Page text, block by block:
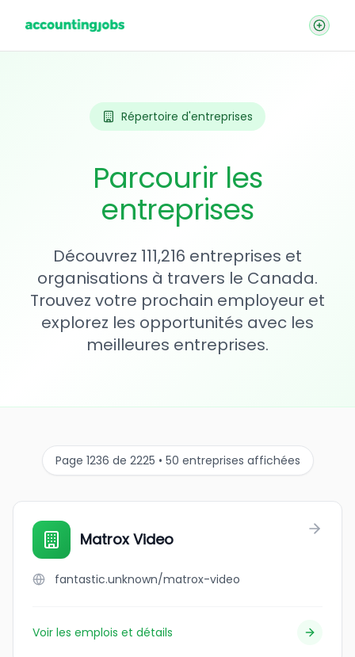
Répertoire d'entreprises
Parcourir les
entreprises
Découvrez 111,216 entreprises et
organisations à travers le Canada.
Trouvez votre prochain employeur et
explorez les opportunités avec les
meilleures entreprises.
Page 1236 de 2225 • 50 entreprises affichées
Matrox Video
fantastic.unknown/matrox-video
Voir les emplois et détails